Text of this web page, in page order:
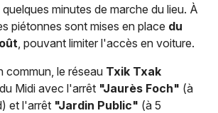
minutes de marche du lieu. À
piétonnes sont mises en place du
, pouvant limiter l'accès en voiture.
commun, le réseau Txik Txak
Midi avec l'arrêt "Jaurès Foch" (à
et l'arrêt "Jardin Public" (à 5